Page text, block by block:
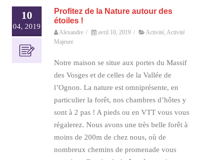
10
04, 2019
Profitez de la Nature autour des
étoiles !
Alexandre / avril 10, 2019 / Activité Activité
Majeure
Notre maison se situe aux portes du Massif
des Vosges et de celles de la Vallée de
l’Ognon. La nature est omniprésente, en
particulier la forêt, nos chambres d’hôtes y
sont à 2 pas ! A pieds ou en VTT vous vous
régalerez. Nous avons une très belle forêt à
moins de 200m de chez nous, où de
nombreux chemins de promenade vous